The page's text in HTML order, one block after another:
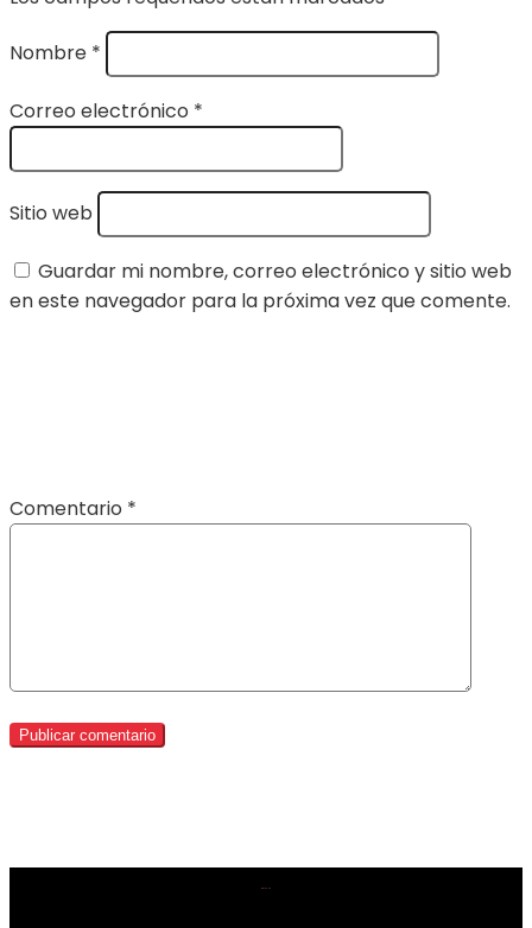
Nombre *
Correo electrónico *
Sitio web
Guardar mi nombre, correo electrónico y sitio web
en este navegador para la próxima vez que comente.
Comentario *